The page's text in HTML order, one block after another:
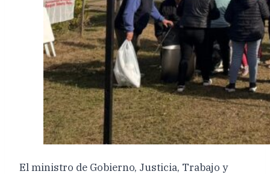
El ministro de Gobierno, Justicia, Trabajo y